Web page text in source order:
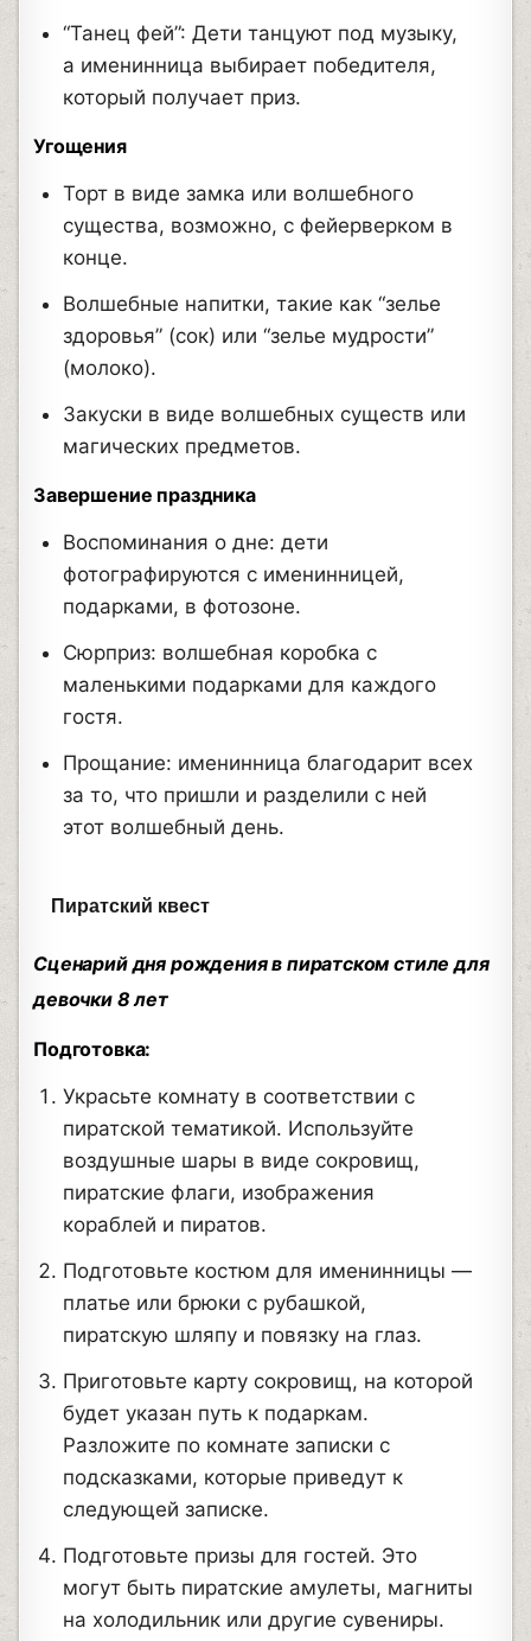
“Танец фей”: Дети танцуют под музыку,
а именинница выбирает победителя,
который получает приз.
Угощения
Торт в виде замка или волшебного
существа, возможно, с фейерверком в
конце.
Волшебные напитки, такие как “зелье
здоровья” (сок) или “зелье мудрости”
(молоко).
Закуски в виде волшебных существ или
магических предметов.
Завершение праздника
Воспоминания о дне: дети
фотографируются с именинницей,
подарками, в фотозоне.
Сюрприз: волшебная коробка с
маленькими подарками для каждого
гостя.
Прощание: именинница благодарит всех
за то, что пришли и разделили с ней
этот волшебный день.
Пиратский квест
Сценарий дня рождения в пиратском стиле для
девочки 8 лет
Подготовка:
Украсьте комнату в соответствии с
пиратской тематикой. Используйте
воздушные шары в виде сокровищ,
пиратские флаги, изображения
кораблей и пиратов.
Подготовьте костюм для именинницы —
платье или брюки с рубашкой,
пиратскую шляпу и повязку на глаз.
Приготовьте карту сокровищ, на которой
будет указан путь к подаркам.
Разложите по комнате записки с
подсказками, которые приведут к
следующей записке.
Подготовьте призы для гостей. Это
могут быть пиратские амулеты, магниты
на холодильник или другие сувениры.